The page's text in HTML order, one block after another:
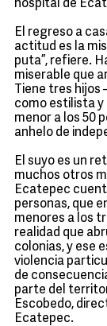
hospital de
El regreso a
actitud es la
puta”, refiere.
miserable que
Tiene tres
como estilista y
menor a los 50
anhelo de
El suyo es un
muchos otros
Ecatepec
personas, que
menores a los
realidad que
colonias, y ese
violencia
de
parte del
Escobedo,
Ecatepec.